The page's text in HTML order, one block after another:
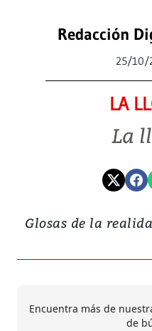
Redacción
25/10/
LA
La
Glosas de la
Encuentra más de
de